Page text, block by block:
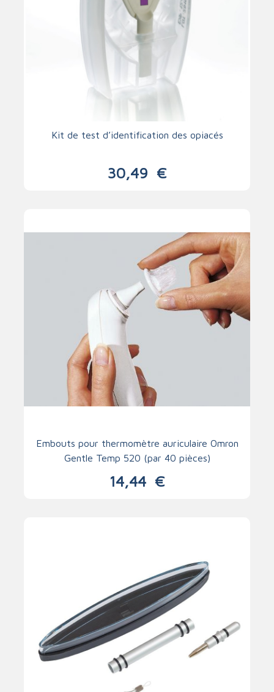
Kit de test d’identification des opiacés
30,49 €
Embouts pour thermomètre auriculaire Omron
Gentle Temp 520 (par 40 pièces)
14,44 €